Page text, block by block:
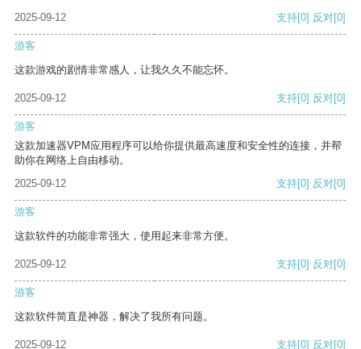
2025-09-12
支持[0] 反对[0]
游客
这款游戏的剧情非常感人，让我久久不能忘怀。
2025-09-12 支持[0] 反对[0]
游客
这款加速器VPM应用程序可以给你提供最高速度和安全性的连接，并帮
助你在网络上自由移动。
2025-09-12
支持[0] 反对[0]
游客
这款软件的功能非常强大，使用起来非常方便。
2025-09-12 支持[0] 反对[0]
游客
这款软件简直是神器，解决了我所有问题。
2025-09-12 支持[0] 反对[0]